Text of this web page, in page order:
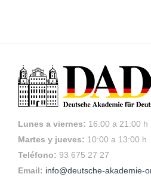
Lunes a viernes: 16:00 a 21:00 h
Martes y jueves: 10:00 a 13:00 h
Teléfono: 93 675 27 27
Email: info@deutsche-akademie-